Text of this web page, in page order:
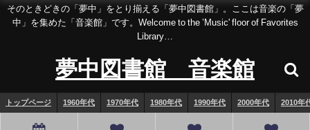
そのときどきの「夢中」をとり揃える「夢中図書館」。ここは音楽の「夢
中」を集めた「音楽館」です。Welcome to the ’Music' floor of Favorites
Library…
夢中図書館 音楽館
トップページ 1960年代 1970年代 1980年代 1990年代 2000年代 2010年